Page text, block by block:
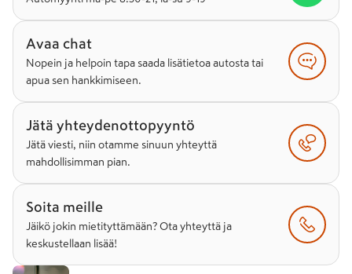
Avaa chat
Nopein ja helpoin tapa saada lisätietoa autosta tai
apua sen hankkimiseen.
Jätä yhteydenottopyyntö
Jätä viesti, niin otamme sinuun yhteyttä
mahdollisimman pian.
Soita meille
Jäikö jokin mietityttämään? Ota yhteyttä ja
keskustellaan lisää!